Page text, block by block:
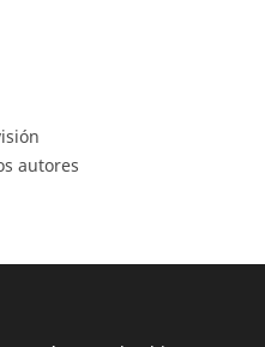
autores